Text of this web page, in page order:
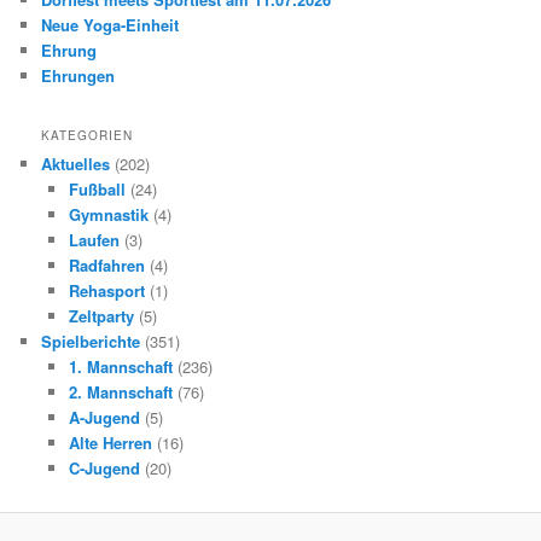
Neue Yoga-Einheit
Ehrung
Ehrungen
KATEGORIEN
Aktuelles (202)
Fußball (24)
Gymnastik(4)
Laufen (3)
Radfahren (4)
Rehasport(1)
Zeltparty(5)
Spielberichte (351)
1. Mannschaft(236)
2. Mannschaft(76)
A-Jugend (5)
Alte Herren (16)
C-Jugend (20)